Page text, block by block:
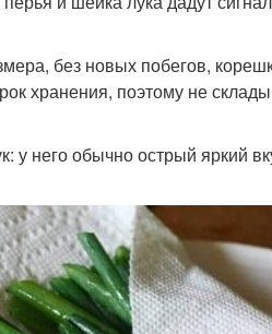
без новых побегов,
хранения, поэтому не
у него обычно острый яркий